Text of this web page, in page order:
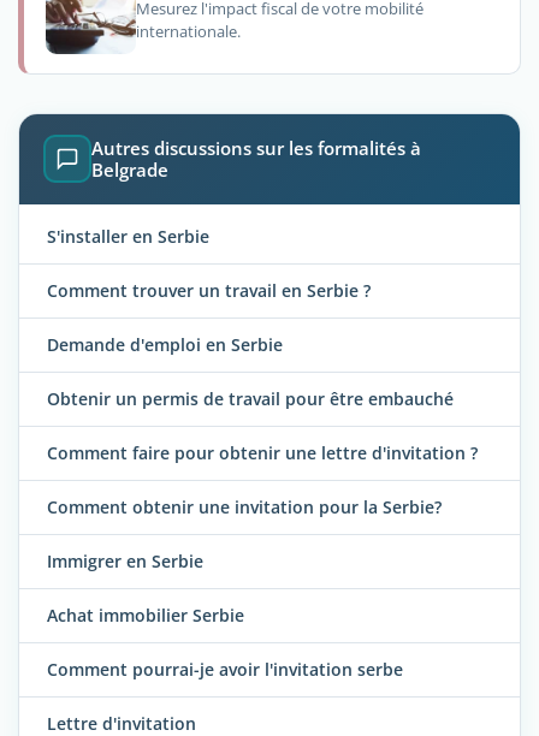
Mesurez l'impact fiscal de votre mobilité
internationale.
Autres discussions sur les formalités à
Belgrade
S'installer en Serbie
Comment trouver un travail en Serbie ?
Demande d'emploi en Serbie
Obtenir un permis de travail pour être embauché
Comment faire pour obtenir une lettre d'invitation ?
Comment obtenir une invitation pour la Serbie?
Immigrer en Serbie
Achat immobilier Serbie
Comment pourrai-je avoir l'invitation serbe
Lettre d'invitation